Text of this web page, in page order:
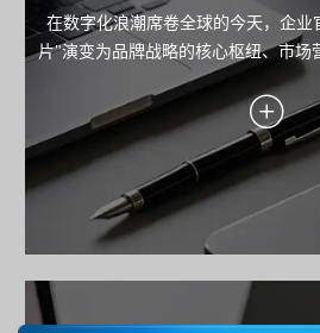
在数字化浪潮席卷全球的今天，企业
片"演变为品牌战略的核心枢纽、市场
的关键载体。本方案旨在为企业规划
内容营销、线索转化与用户服务于一
网站不仅是技术的产物，更是驱动